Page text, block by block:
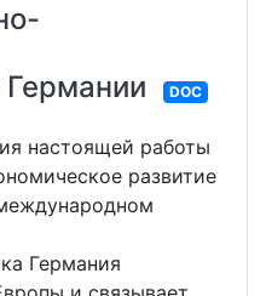
Германии
DOC
настоящей работы
развитие
Германия